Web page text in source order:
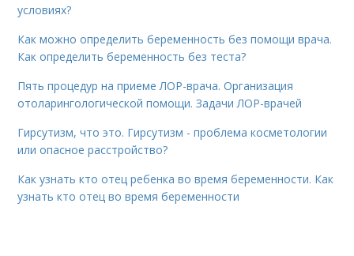
условиях?
Как можно определить беременность без помощи врача.
Как определить беременность без теста?
Пять процедур на приеме ЛОР-врача. Организация
отоларингологической помощи. Задачи ЛОР-врачей
Гирсутизм, что это. Гирсутизм - проблема косметологии
или опасное расстройство?
Как узнать кто отец ребенка во время беременности. Как
узнать кто отец во время беременности